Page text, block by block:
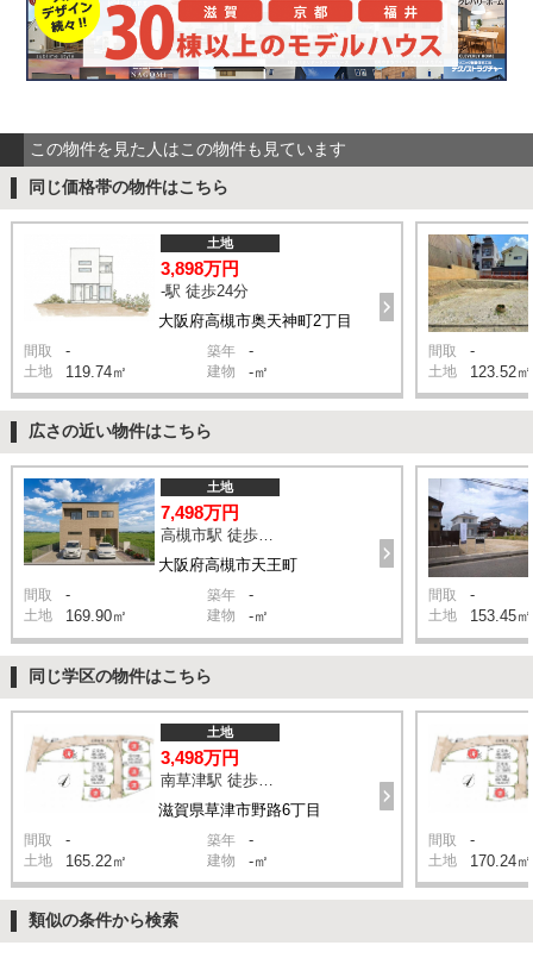
この物件を見た人はこの物件も見ています
同じ価格帯の物件はこちら
大阪府高槻市奥天神町2丁目
土地
3,898万円
-駅 徒歩24分
間取 - 築年 -
土地 119.74㎡ 建物 -㎡
間取 -
土地 123.52㎡
広さの近い物件はこちら
大阪府高槻市天王町
土地
7,498万円
高槻市駅 徒歩13分
間取 - 築年 -
土地 169.90㎡ 建物 -㎡
間取 -
土地 153.45㎡
同じ学区の物件はこちら
滋賀県草津市野路6丁目
土地
3,498万円
間取 - 築年 -
土地 165.22㎡ 建物 -㎡
間取 -
土地 170.24㎡
類似の条件から検索